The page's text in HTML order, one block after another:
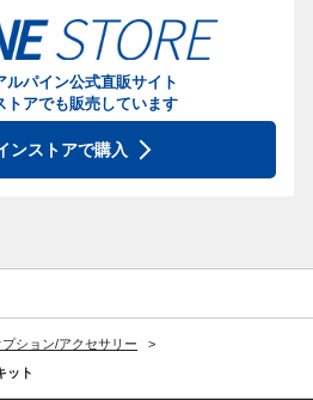
ルパイン公式直販サイト
トアでも販売しています
ンストアで購入
プション/アクセサリー
ット